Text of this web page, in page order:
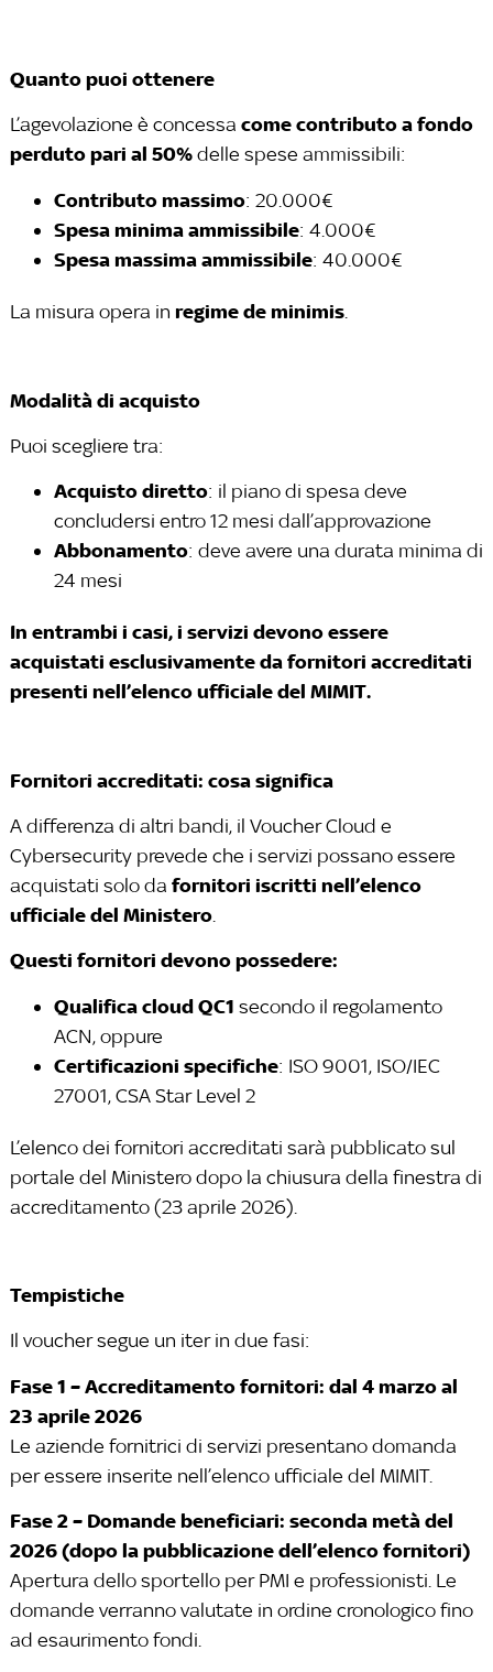
Quanto puoi ottenere
L’agevolazione è concessa come contributo a fondo
perduto pari al 50%delle spese ammissibili:
Contributo massimo: 20.000€
Spesa minima ammissibile: 4.000€
Spesa massima ammissibile: 40.000€
La misura opera in regime de minimis.
Modalità di acquisto
Puoi scegliere tra:
Acquisto diretto: il piano di spesa deve
concludersi entro 12 mesi dall’approvazione
Abbonamento: deve avere una durata minima di
24 mesi
In entrambi i casi, i servizi devono essere
acquistati esclusivamente da fornitori accreditati
presenti nell’elenco ufficiale del MIMIT.
Fornitori accreditati: cosa significa
A differenza di altri bandi, il Voucher Cloud e
Cybersecurity prevede che i servizi possano essere
acquistati solo da fornitori iscritti nell’elenco
ufficiale del Ministero.
Questi fornitori devono possedere:
Qualifica cloud QC1 secondo il regolamento
ACN, oppure
Certificazioni specifiche: ISO 9001, ISO/IEC
27001, CSA Star Level 2
L’elenco dei fornitori accreditati sarà pubblicato sul
portale del Ministero dopo la chiusura della finestra di
accreditamento (23 aprile 2026).
Tempistiche
Il voucher segue un iter in due fasi:
Fase 1 – Accreditamento fornitori: dal 4 marzo al
23 aprile 2026
Le aziende fornitrici di servizi presentano domanda
per essere inserite nell’elenco ufficiale del MIMIT.
Fase 2 – Domande beneficiari: seconda metà del
2026 (dopo la pubblicazione dell’elenco fornitori)
Apertura dello sportello per PMI e professionisti. Le
domande verranno valutate in ordine cronologico fino
ad esaurimento fondi.